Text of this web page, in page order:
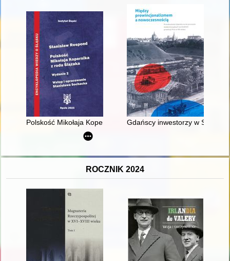
Polskość Mikołaja Kopernika z rodu Ślązaka
Gdańscy inwestorzy w
ROCZNIK 2024